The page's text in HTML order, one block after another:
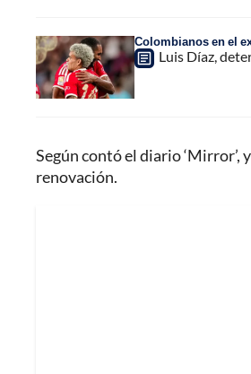
Colombianos en el
Luis Díaz,
Según contó el diario
renovación.